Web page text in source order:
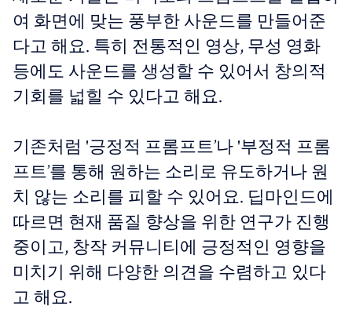
여 화면에 맞는 풍부한 사운드를 만들어준
다고 해요. 특히 전통적인 영상, 무성 영화
등에도 사운드를 생성할 수 있어서 창의적
기회를 넓힐 수 있다고 해요.
기존처럼 '긍정적 프롬프트’나 '부정적 프롬
프트’를 통해 원하는 소리로 유도하거나 원
치 않는 소리를 피할 수 있어요. 딥마인드에
따르면 현재 품질 향상을 위한 연구가 진행
중이고, 창작 커뮤니티에 긍정적인 영향을
미치기 위해 다양한 의견을 수렴하고 있다
고 해요.